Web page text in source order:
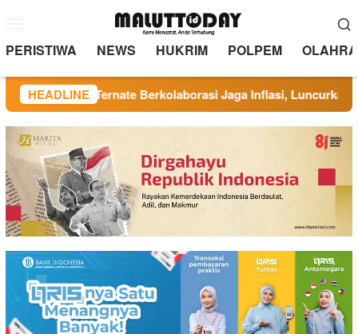
kontenMobile
PERISTIWA NEWS HUKRIM POLPEM
HEADLINE
PKK Ternate Berkolaborasi Jaga Inflasi, Luncurkan